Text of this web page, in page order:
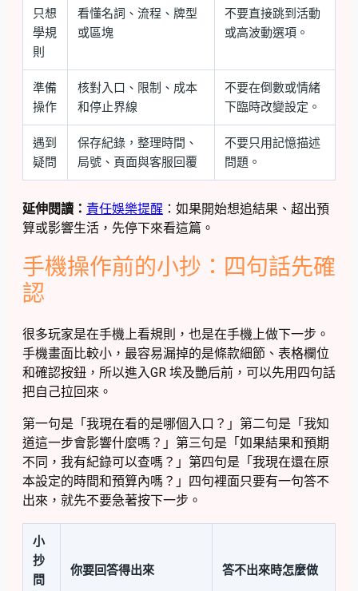
只想
學規
則
看懂名詞、流程、牌型
或區塊
不要直接跳到活動
或高波動選項。
準備
操作
核對入口、限制、成本
和停止界線
不要在倒數或情緒
下臨時改變設定。
遇到
疑問
保存紀錄，整理時間、
局號、頁面與客服回覆
不要只用記憶描述
問題。
延伸閱讀： 責任娛樂提醒 ：如果開始想追結果、超出預
算或影響生活，先停下來看這篇。
手機操作前的小抄：四句話先確
認
很多玩家是在手機上看規則，也是在手機上做下一步。
手機畫面比較小，最容易漏掉的是條款細節、表格欄位
和確認按鈕，所以進入GR 埃及艷后前，可以先用四句話
把自己拉回來。
第一句是「我現在看的是哪個入口？」第二句是「我知
道這一步會影響什麼嗎？」第三句是「如果結果和預期
不同，我有紀錄可以查嗎？」第四句是「我現在還在原
本設定的時間和預算內嗎？」四句裡面只要有一句答不
出來，就先不要急著按下一步。
小
抄
問
你要回答得出來 答不出來時怎麼做